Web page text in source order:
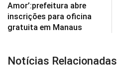
Amor’:prefeitura abre
inscrições para oficina
gratuita em Manaus
Notícias Relacionadas